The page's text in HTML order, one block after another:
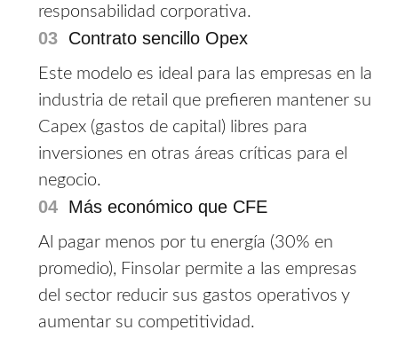
responsabilidad corporativa.
03 Contrato sencillo Opex
Este modelo es ideal para las empresas en la
industria de retail que prefieren mantener su
Capex (gastos de capital) libres para
inversiones en otras áreas críticas para el
negocio.
04 Más económico que CFE
Al pagar menos por tu energía (30% en
promedio), Finsolar permite a las empresas
del sector reducir sus gastos operativos y
aumentar su competitividad.